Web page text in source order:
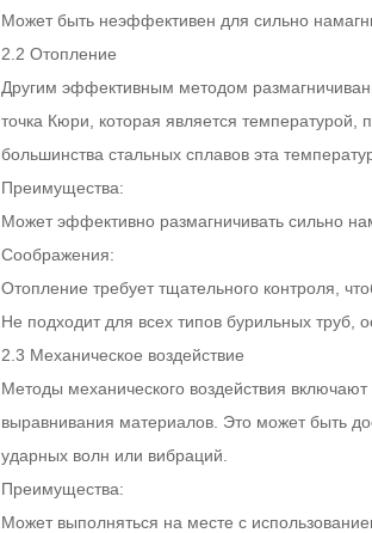
Может быть неэффективен для сильно
2.2 Отопление
Другим эффективным методом
точка Кюри, которая является
большинства стальных сплавов эта
Преимущества:
Может эффективно размагничивать сильно
Соображения:
Отопление требует тщательного контроля,
Не подходит для всех типов бурильных труб,
2.3 Механическое воздействие
Методы механического воздействия
выравнивания материалов. Это может быть
ударных волн или вибраций.
Преимущества:
Может выполняться на месте с